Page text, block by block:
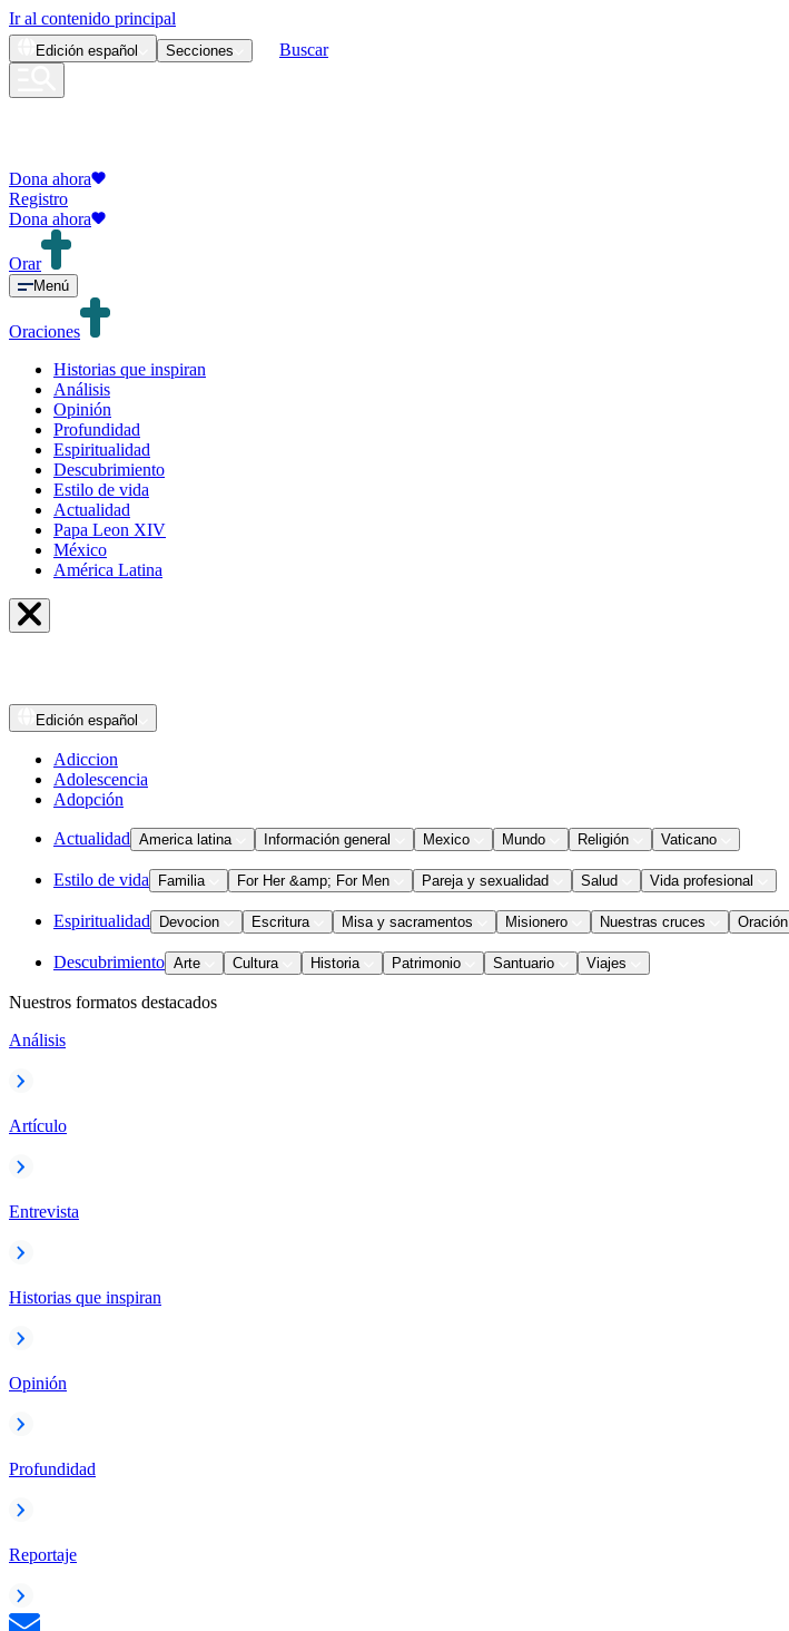
Ir al contenido principal
Edición español Secciones Buscar
Dona ahora
Registro
Dona ahora
Orar
Menú
Oraciones
Historias que inspiran
Análisis
Opinión
Profundidad
Espiritualidad
Descubrimiento
Estilo de vida
Actualidad
Papa Leon XIV
México
América Latina
Edición español
Adiccion
Adolescencia
Adopción
Actualidad America latina Información general Mexico Mundo Religión Vaticano
Estilo de vida Familia For Her &amp; For Men Pareja y sexualidad Salud Vida profesional
Espiritualidad Devocion Escritura Misa y sacramentos Misionero Nuestras cruces Oración
Descubrimiento Arte Cultura Historia Patrimonio Santuario Viajes
Nuestros formatos destacados
Análisis
Artículo
Entrevista
Historias que inspiran
Opinión
Profundidad
Reportaje